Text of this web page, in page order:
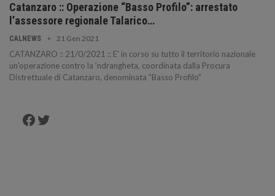
Catanzaro :: Operazione “Basso Profilo”: arrestato
l’assessore regionale Talarico…
CALNEWS 21 Gen 2021
CATANZARO :: 21/0/2021 :: E' in corso su tutto il territorio nazionale
un'operazione contro la 'ndrangheta, coordinata dalla Procura
Distrettuale di Catanzaro, denominata "Basso Profilo"
Facebook
Twitter